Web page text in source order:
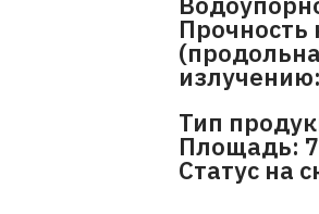
Тип
Площадь:
Статус на